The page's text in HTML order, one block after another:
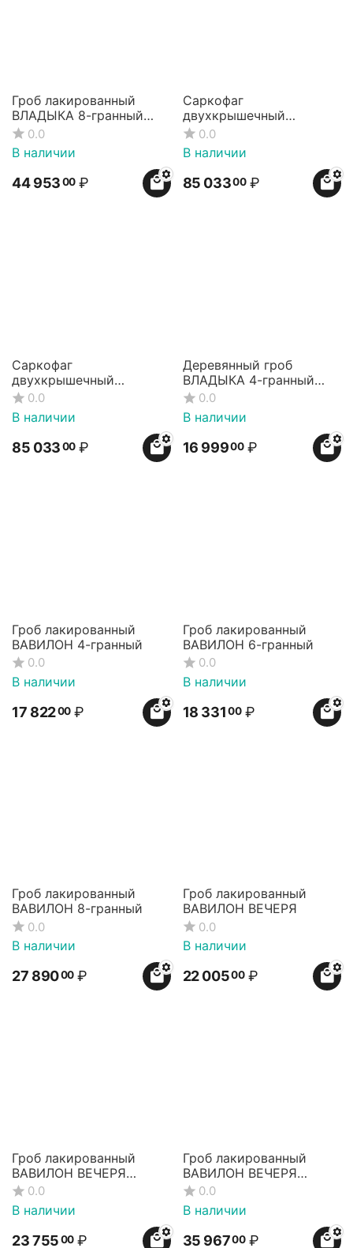
Гроб лакированный
ВЛАДЫКА 8-гранный
чёрный
0.0
В наличии
44 95300 ₽
Саркофаг
двухкрышечный
ВЛАДЫКА
0.0
В наличии
85 03300 ₽
Саркофаг
двухкрышечный
ВЛАДЫКА чёрный
0.0
В наличии
85 03300 ₽
Деревянный гроб
ВЛАДЫКА 4-гранный
малогабаритный
(детский)
0.0
В наличии
16 99900 ₽
Гроб лакированный
ВАВИЛОН 4-гранный
0.0
В наличии
17 82200 ₽
Гроб лакированный
ВАВИЛОН 6-гранный
0.0
В наличии
18 331 00 ₽
Гроб лакированный
ВАВИЛОН 8-гранный
0.0
В наличии
27 89000 ₽
Гроб лакированный
ВАВИЛОН ВЕЧЕРЯ
0.0
В наличии
22 00500 ₽
Гроб лакированный
ВАВИЛОН ВЕЧЕРЯ
КРЕСТ
0.0
В наличии
23 75500 ₽
Гроб лакированный
ВАВИЛОН ВЕЧЕРЯ
КРЕСТ 8-гранный
0.0
В наличии
35 96700 ₽